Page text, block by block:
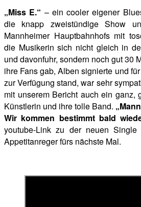
„Miss E.“ – ein cooler eigener
die knapp zweistündige Show
Mannheimer Hauptbahnhofs mit
die Musikerin sich nicht gleich in
und davonfuhr, sondern noch gut 30
ihre Fans gab, Alben signierte und
zur Verfügung stand, war sehr
mit unserem Bericht auch ein ganz,
Künstlerin und ihre tolle Band.
Wir kommen bestimmt bald
youtube-Link zu der neuen Single
Appetitanreger fürs nächste Mal.